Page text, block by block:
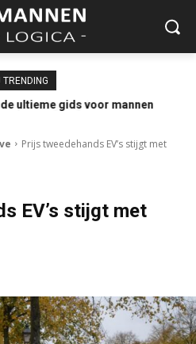
TRENDING
ultieme gids voor mannen
Prijs tweedehands EV’s stijgt met
EV’s stijgt met